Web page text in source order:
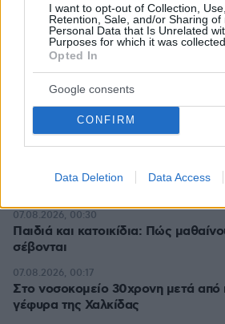
I want to opt-out of Collection, Use,
Retention, Sale, and/or Sharing of
Personal Data that Is Unrelated
Purposes for which it was collected.
Opted In
Google consents
CONFIRM
Data Deletion Data Access
Νεκρός σε πισίνα 24χρονος που
εξαπάτησε πρώην αστέρες του NFL
πριν 15 λεπτά
Συναγερμός στη Σαουδική Αραβία
πληροφορίες για επικείμενες
οργανώσεις και Χούθι
πριν 37 λεπτά
Ο Ρόμπι Γουίλιαμς έφυγε, αλλά το
Παιδιά και κατοικίδια: Πώς
σέβονται
07.08.2026, 00:30
Στο νοσοκομείο 30χρονη μετά
γέφυρα της Χαλκίδας
07.08.2026, 00:17